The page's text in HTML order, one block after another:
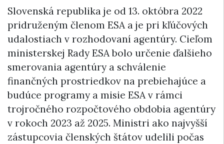
Slovenská republika je od 13. októbra 2022
pridruženým členom ESA a je pri kľúčových
udalostiach v rozhodovaní agentúry. Cieľom
ministerskej Rady ESA bolo určenie ďalšieho
smerovania agentúry a schválenie
finančných prostriedkov na prebiehajúce a
budúce programy a misie ESA v rámci
trojročného rozpočtového obdobia agentúry
v rokoch 2023 až 2025. Ministri ako najvyšší
zástupcovia členských štátov udelili počas